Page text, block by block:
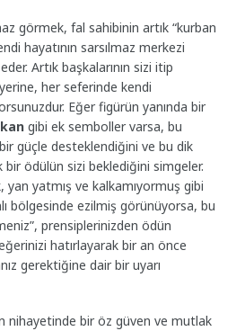
görmek, fal sahibinin artık “kurban
hayatının sarsılmaz merkezi
Artık başkalarının sizi itip
her seferinde kendi
Eğer figürün yanında bir
gibi ek semboller varsa, bu
güçle desteklendiğini ve bu dik
ödülün sizi beklediğini simgeler.
yan yatmış ve kalkamıyormuş gibi
bölgesinde ezilmiş görünüyorsa, bu
prensiplerinizden ödün
hatırlayarak bir an önce
gerektiğine dair bir uyarı
nihayetinde bir öz güven ve mutlak